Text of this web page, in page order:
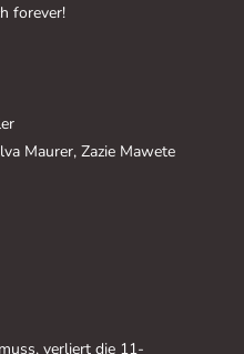
forever!
Maurer, Zazie Mawete
verliert die 11-